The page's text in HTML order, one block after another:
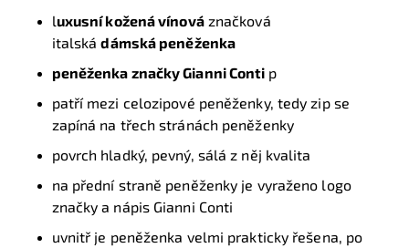
luxusní kožená vínováznačková
italskádámská peněženka
peněženka značky Gianni Conti p
patří mezi celozipové peněženky, tedy zip se
zapíná na třech stránách peněženky
povrch hladký, pevný, sálá z něj kvalita
na přední straně peněženky je vyraženo logo
značky a nápis Gianni Conti
uvnitř je peněženka velmi prakticky řešena, po